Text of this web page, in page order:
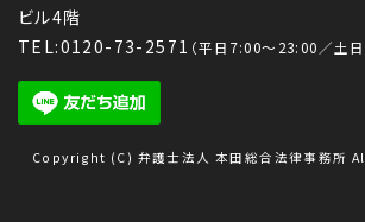
ビル4階
TEL:0120-73-2571 （平日7:00～23:00／土
Copyright (C) 弁護士法人 本田総合法律事務所